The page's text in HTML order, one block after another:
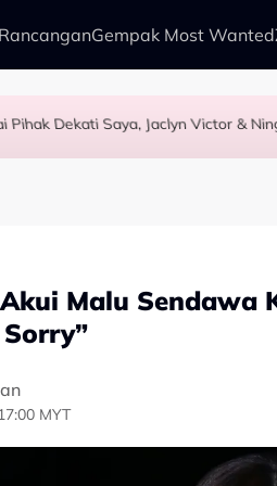
RancanganGempak Most Wanted
Masih Bujang Bukan Kerana
Yusry Untuk Dikenali Sebagai
Sangka Adik-Beradik, Ali Reza
Pihak Dekati Saya, Jaclyn Victor &
Malu Sendawa
MYT